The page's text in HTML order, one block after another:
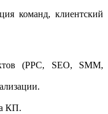
команд, клиентский
(PPC, SEO, SMM,
КП.